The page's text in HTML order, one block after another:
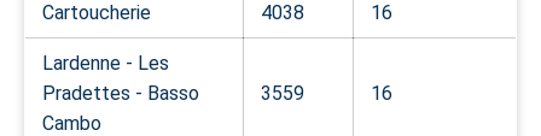
Cartoucherie 4038 16
Lardenne - Les
Pradettes - Basso
Cambo
3559 16